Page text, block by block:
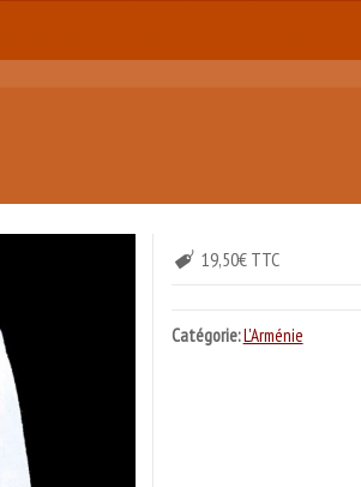
19,50€ TTC
Catégorie:L'Arménie